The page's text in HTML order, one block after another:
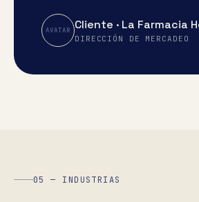
AVATAR Cliente · La Farmacia
DIRECCIÓN DE MERCADEO
05 — INDUSTRIAS